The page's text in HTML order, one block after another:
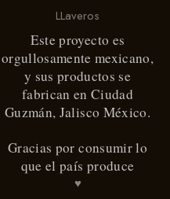
LLaveros
Este proyecto es
orgullosamente mexicano,
y sus productos se
fabrican en Ciudad
Guzmán, Jalisco México.
Gracias por consumir lo
que el país produce
♥